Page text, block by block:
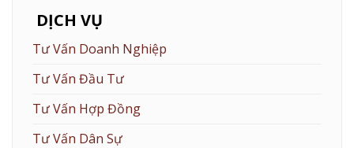
DỊCH VỤ
Tư Vấn Doanh Nghiệp
Tư Vấn Đầu Tư
Tư Vấn Hợp Đồng
Tư Vấn Dân Sự